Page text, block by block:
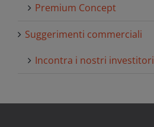
Premium Concept
Suggerimenti commerciali
Incontra i nostri investitori